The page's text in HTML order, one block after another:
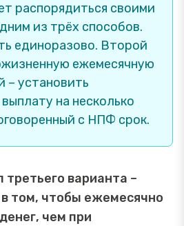
распорядиться своими
из трёх способов.
единоразово. Второй
ежемесячную
– установить
на несколько
с НПФ срок.
варианта –
том, чтобы ежемесячно
чем при